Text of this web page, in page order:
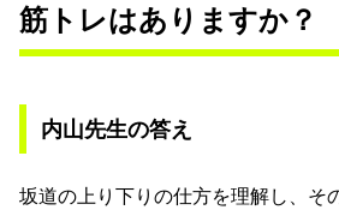
筋トレはありますか？
内山先生の答え
坂道の上り下りの仕方を理解し、そ